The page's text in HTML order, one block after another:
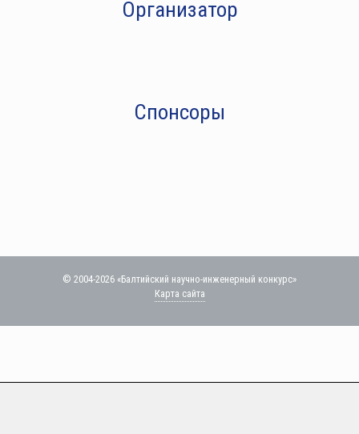
Организатор
Спонсоры
© 2004-2026 «Балтийский научно-инженерный конкурс»
Карта сайта